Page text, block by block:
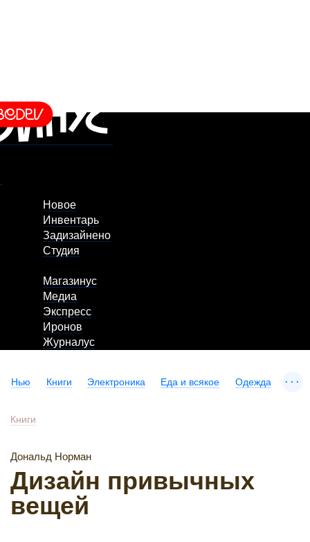
Новое
Инвентарь
Задизайнено
Студия
Магазинус
Медиа
Экспресс
Иронов
Журналус
Нью Книги Электроника Еда и всякое Одежда ...
Книги
Дональд Норман
Дизайн привычных
вещей